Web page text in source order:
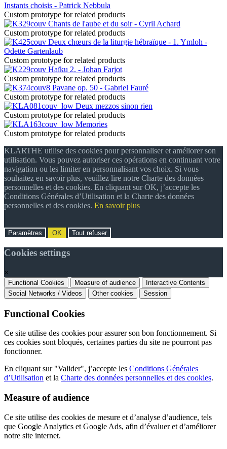
Instants choisis - Patrick Nebbula
Custom prototype for related products
Chants de l'aube et du soir - Cyril Achard
Custom prototype for related products
Deux chœurs de la liturgie hébraïque - 1. Ymloh -
Odette Gartenlaub
Custom prototype for related products
Haïku 2. - Johan Farjot
Custom prototype for related products
Pavane op. 50 - Gabriel Fauré
Custom prototype for related products
Deux mezzos sinon rien
Custom prototype for related products
Memories
Custom prototype for related products
KLARTHE utilise des cookies pour personnaliser et améliorer son
utilisation. Vous pouvez autoriser ces opérations en continuant votre
navigation ou les limiter en personnalisant vos choix. Si vous
souhaitez en savoir plus, veuillez lire notre Charte des données
personnelles et des cookies. En cliquant sur OK, j’accepte les
Conditions Générales d’Utilisation et la Charte des données
personnelles et des cookies. En savoir plus
Paramètres OK Tout refuser
Cookies settings
×
Functional Cookies Measure of audience
Interactive Contents
Social Networks / Videos
Other cookies Session
Functional Cookies
Ce site utilise des cookies pour assurer son bon fonctionnement. Si
ces cookies sont bloqués, certaines parties du site ne pourront pas
fonctionner.
En cliquant sur "Valider", j’accepte les Conditions Générales
d’Utilisation et la Charte des données personnelles et des cookies.
Measure of audience
Ce site utilise des cookies de mesure et d’analyse d’audience, tels
que Google Analytics et Google Ads, afin d’évaluer et d’améliorer
notre site internet.